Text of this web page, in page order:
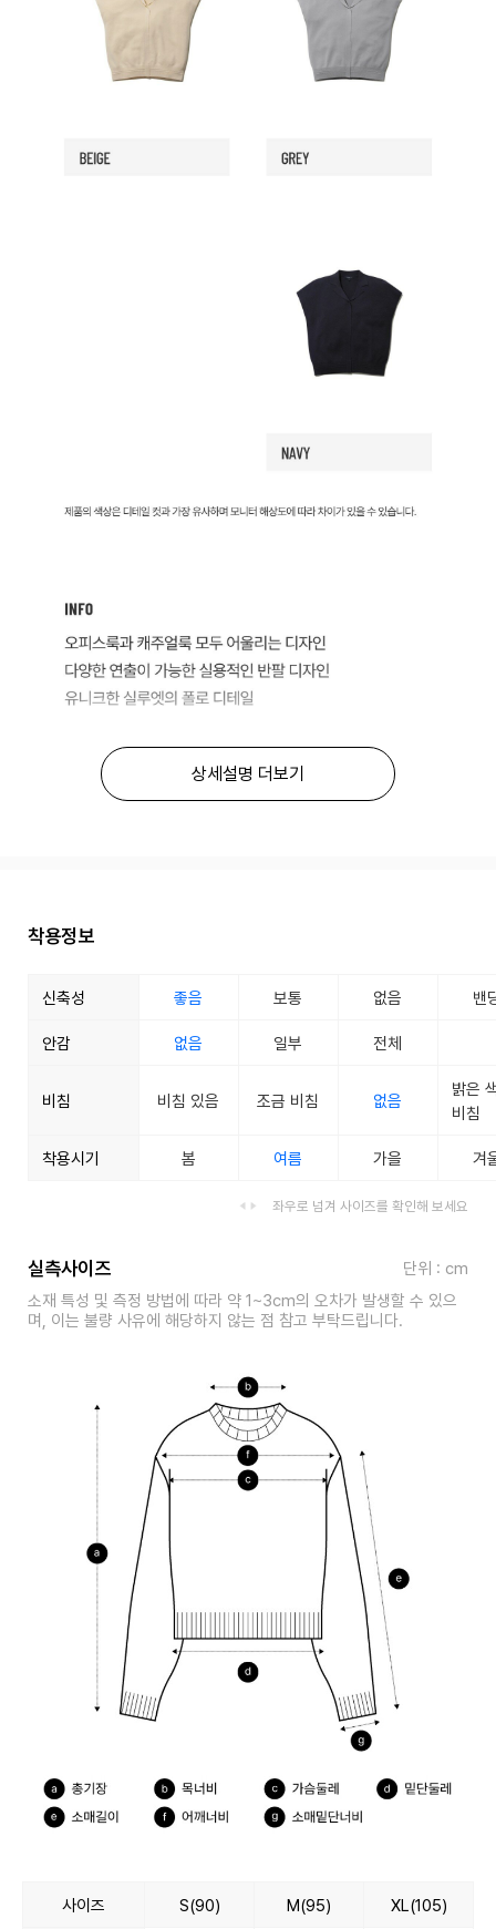
상세설명 더보기
착용정보
신축성 좋음 보통 없음 밴
안감 없음 일부 전체
비침 비침 있음 조금 비침 없음
밝은
비침
착용시기 봄 여름 가을 겨
좌우로 넘겨 사이즈를 확인해 보세요
실측사이즈
단위 : cm
소재 특성 및 측정 방법에 따라 약 1~3cm의 오차가 발생할 수 있으
며, 이는 불량 사유에 해당하지 않는 점 참고 부탁드립니다.
사이즈 S(90) M(95) XL(105)